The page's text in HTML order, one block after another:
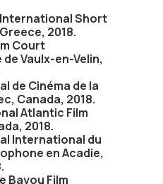
Short
2018.
Court
Vaulx-en-Velin,
de Cinéma de la
Canada, 2018.
Atlantic Film
2018.
International du
en Acadie,
Bayou Film